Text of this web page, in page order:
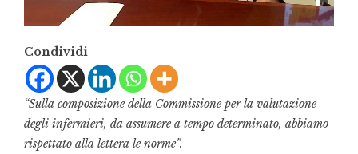
Condividi
“Sulla composizione della Commissione per la valutazione
degli infermieri, da assumere a tempo determinato, abbiamo
rispettato alla lettera le norme”.